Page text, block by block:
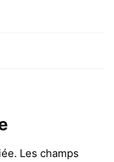
Les champs